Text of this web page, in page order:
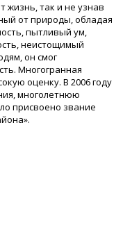
жизнь, так и не узнав
от природы, обладая
пытливый ум,
неистощимый
он смог
Многогранная
оценку. В 2006 году
многолетнюю
присвоено звание